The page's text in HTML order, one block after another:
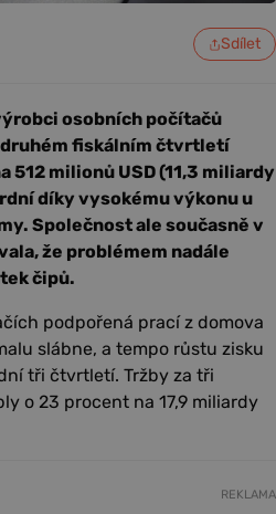
Sdílet
osobních počítačů
fiskálním čtvrtletí
512 milionů USD (11,3 miliardy
díky vysokému výkonu u
Společnost ale současně v
že problémem nadále
čipů.
podpořená prací z domova
slábne, a tempo růstu zisku
tři čtvrtletí. Tržby za tři
o 23 procent na 17,9 miliardy
REKLAMA